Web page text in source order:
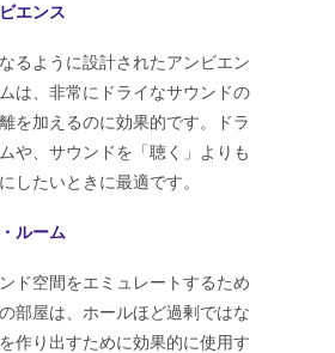
エンス
るように設計されたアンビエン
は、非常にドライなサウンドの
を加えるのに効果的です。ドラ
や、サウンドを「聴く」よりも
したいときに最適です。
ルーム
ド空間をエミュレートするため
部屋は、ホールほど過剰ではな
作り出すために効果的に使用す